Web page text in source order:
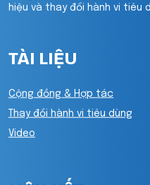
hiệu và thay đổi hành vi tiêu
TÀI LIỆU
Cộng đồng & Hợp tác
Thay đổi hành vi tiêu dùng
Video